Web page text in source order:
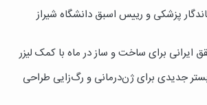
پزشکی و رییس اسبق دانشگاه شیراز
ایرانی برای ساخت و ساز در ماه با کمک لیزر
جدیدی برای ژن‌درمانی و رگ‌زایی طراحی